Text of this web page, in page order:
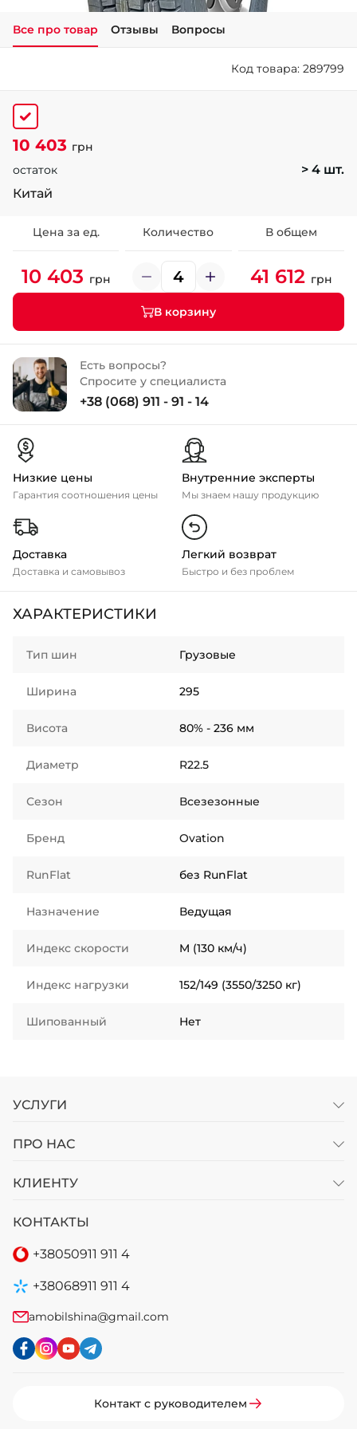
+38 (050)-911-911-2
+38 (099)-643-33-77
Все про товар Отзывы Вопросы
Код товара: 289799
10 403 грн
остаток
> 4 шт.
Китай
Цена за ед. Количество В общем
10 403 грн 41 612 грн
В корзину
Есть вопросы?
Спросите у специалиста
+38 (068) 911 - 91 - 14
Низкие цены
Гарантия соотношения цены
Внутренние эксперты
Мы знаем нашу продукцию
Доставка
Доставка и самовывоз
Легкий возврат
Быстро и без проблем
ХАРАКТЕРИСТИКИ
Тип шин Грузовые
Ширина 295
Висота 80% - 236 мм
Диаметр R22.5
Сезон Всезезонные
Бренд Ovation
RunFlat без RunFlat
Назначение Ведущая
Индекс скорости M (130 км/ч)
Индекс нагрузки 152/149 (3550/3250 кг)
Шипованный Нет
УСЛУГИ
ПРО НАС
КЛИЕНТУ
КОНТАКТЫ
+38050911 911 4
+38068911 911 4
amobilshina@gmail.com
Контакт с руководителем